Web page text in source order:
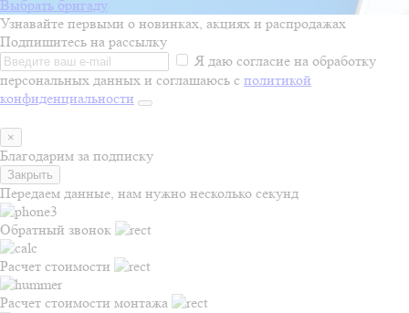
Выбрать бригаду
Узнавайте первыми о новинках, акциях и распродажах
Подпишитесь на рассылку
Я даю согласие на обработку
персональных данных и соглашаюсь с политикой
конфиденциальности
×
Благодарим за подписку
Закрыть
Передаем данные, нам нужно несколько секунд
Обратный звонок
Расчет стоимости
Расчет стоимости монтажа